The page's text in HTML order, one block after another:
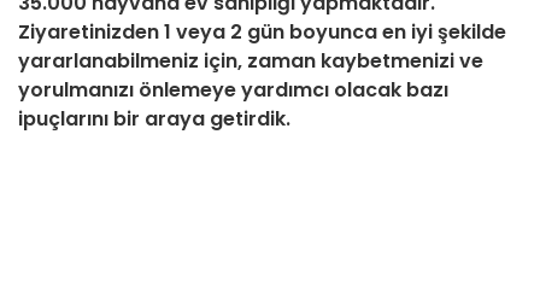
Ziyaretinizden 1 veya 2 gün boyunca en iyi şekilde
yararlanabilmeniz için, zaman kaybetmenizi ve
yorulmanızı önlemeye yardımcı olacak bazı
ipuçlarını bir araya getirdik.